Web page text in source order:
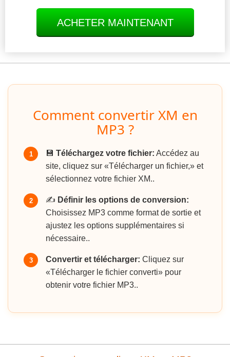
ACHETER MAINTENANT
Comment convertir XM en
MP3 ?
1 💾 Téléchargez votre fichier: Accédez au
site, cliquez sur «Télécharger un fichier,» et
sélectionnez votre fichier XM..
2 ✍️ Définir les options de conversion:
Choisissez MP3 comme format de sortie et
ajustez les options supplémentaires si
nécessaire..
3 Convertir et télécharger: Cliquez sur
«Télécharger le fichier converti» pour
obtenir votre fichier MP3..